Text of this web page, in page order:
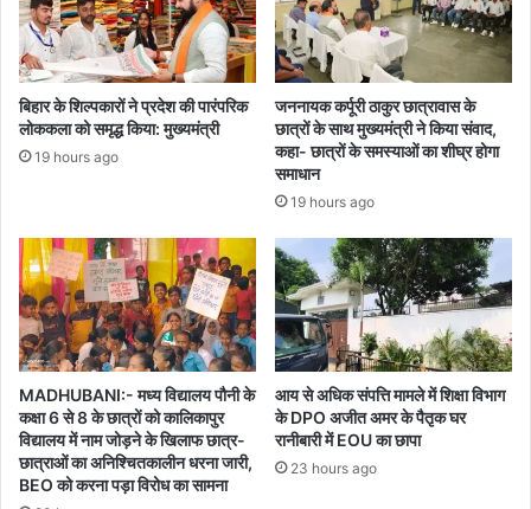
बिहार के शिल्पकारों ने प्रदेश की पारंपरिक
लोककला को समृद्ध किया: मुख्यमंत्री
19 hours ago
जननायक कर्पूरी ठाकुर छात्रावास के
छात्रों के साथ मुख्यमंत्री ने किया संवाद,
कहा- छात्रों के समस्याओं का शीघ्र होगा
समाधान
19 hours ago
MADHUBANI:- मध्य विद्यालय पौनी के
कक्षा 6 से 8 के छात्रों को कालिकापुर
विद्यालय में नाम जोड़ने के खिलाफ छात्र-
छात्राओं का अनिश्चितकालीन धरना जारी,
BEO को करना पड़ा विरोध का सामना
आय से अधिक संपत्ति मामले में शिक्षा विभाग
के DPO अजीत अमर के पैतृक घर
रानीबारी में EOU का छापा
23 hours ago